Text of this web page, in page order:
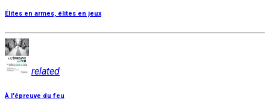
Élites en armes, élites en jeux
related
À l'épreuve du feu